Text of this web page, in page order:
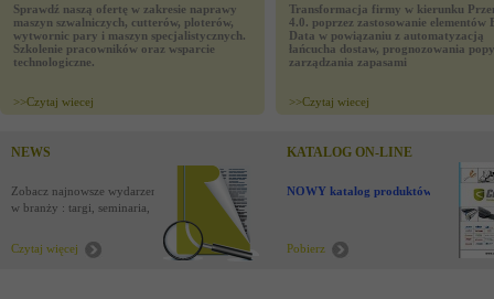
Sprawdź naszą ofertę w zakresie naprawy
maszyn szwalniczych, cutterów, ploterów,
wytwornic pary i maszyn specjalistycznych.
Szkolenie pracowników oraz wsparcie
technologiczne.
>>Czytaj wiecej
Transformacja firmy w kierunku
4.0. poprzez zastosowanie elementów
Data w powiązaniu z automatyzacją
łańcucha dostaw, prognozowania
zarządzania zapasami
>>Czytaj wiecej
NEWS
Zobacz najnowsze wydarzenia
w branży : targi, seminaria,
Czytaj więcej
KATALOG ON-LINE
NOWY katalog produktów !
Pobierz